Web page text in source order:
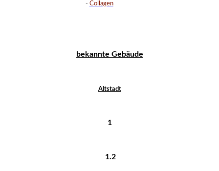
- Collagen
bekannte Gebäude
Altstadt
1
1.2